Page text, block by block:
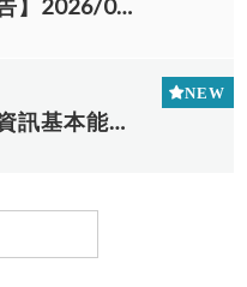
114-2【證照通過名單公告】2026/05/27 NETPAW證照考試通過學生名單公告
114-2學生中文、英文暨資訊基本能力檢核第4梯次考場公告